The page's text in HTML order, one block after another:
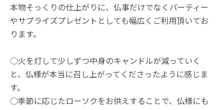
本物そっくりの仕上がりに、仏事だけでなくパーティー
やサプライズプレゼントとしても幅広くご利用頂いてお
ります。
○火を灯して少しずつ中身のキャンドルが減っていく
と、仏様が本当に召し上がってくださったように感じま
す。
○季節に応じたローソクをお供えすることで、仏様にも